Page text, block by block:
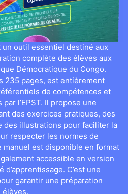
outil essentiel destiné aux
complète des élèves aux
Démocratique du Congo.
235 pages, est entièrement
de compétences et
l’EPST. Il propose une
des exercices pratiques, des
des illustrations pour faciliter la
respecter les normes de
est disponible en format
accessible en version
C’est une
garantir une préparation
élèves.